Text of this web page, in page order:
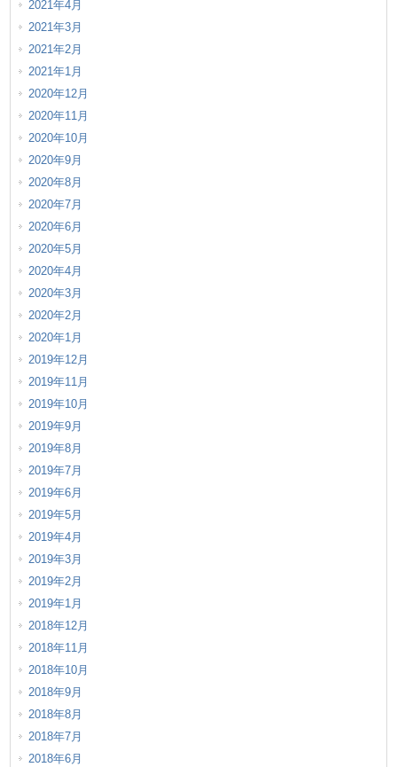
2021年4月
2021年3月
2021年2月
2021年1月
2020年12月
2020年11月
2020年10月
2020年9月
2020年8月
2020年7月
2020年6月
2020年5月
2020年4月
2020年3月
2020年2月
2020年1月
2019年12月
2019年11月
2019年10月
2019年9月
2019年8月
2019年7月
2019年6月
2019年5月
2019年4月
2019年3月
2019年2月
2019年1月
2018年12月
2018年11月
2018年10月
2018年9月
2018年8月
2018年7月
2018年6月